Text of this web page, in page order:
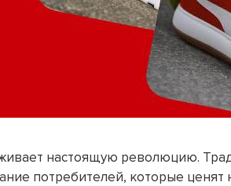
настоящую революцию.
потребителей, которые ценят